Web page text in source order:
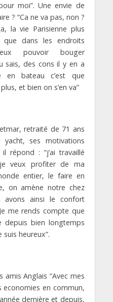
moi”. Une envie de
? “Ca ne va pas, non ?
la vie Parisienne plus
dans les endroits
pouvoir bouger
sais, des cons il y en a
en bateau c’est que
et bien on s’en va”
retraité de 71 ans
yacht, ses motivations
répond : “j’ai travaillé
veux profiter de ma
entier, le faire en
on amène notre chez
ainsi le confort
me rends compte que
depuis bien longtemps
heureux”.
amis Anglais “Avec mes
economies en commun,
dernière et depuis,